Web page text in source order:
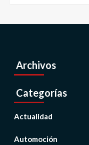
Archivos
Categorías
Actualidad
Automoción